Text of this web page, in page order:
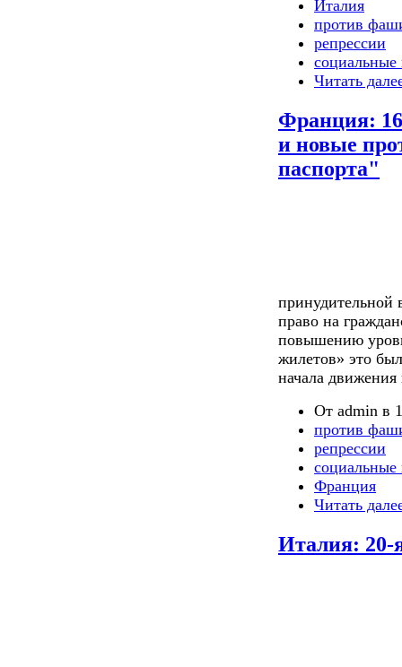
Италия
против
репрессии
социальные
Читать
Франция:
и новые
паспорта"
принудительной
право на
повышению
жилетов» это
начала движения
От admin в
против
репрессии
социальные
Франция
Читать
Италия: 20-